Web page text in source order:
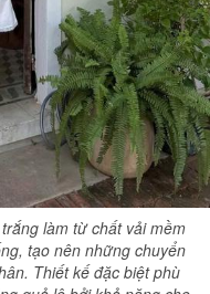
làm từ chất vải mềm
tạo nên những chuyển
Thiết kế đặc biệt phù